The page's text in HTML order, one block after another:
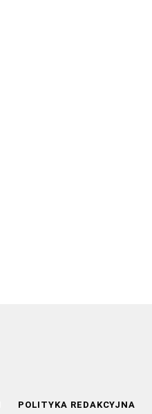
POLITYKA REDAKCYJNA